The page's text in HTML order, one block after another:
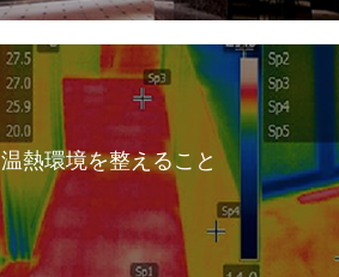
温熱環境を整えること